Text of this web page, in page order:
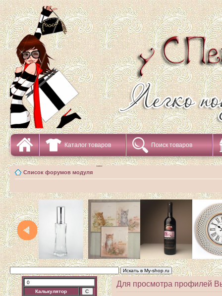
Каталог товаров Поиск товаров
Список форумов модуля
Калькулятор
Для просмотра профилей